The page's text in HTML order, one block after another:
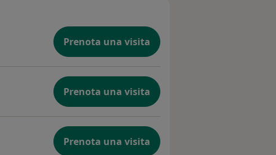
Prenota una visita
Prenota una visita
Prenota una visita